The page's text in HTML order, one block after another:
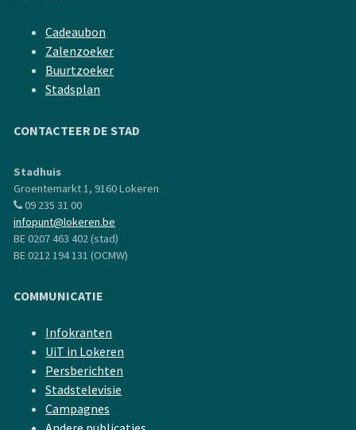
Cadeaubon
Zalenzoeker
Buurtzoeker
Stadsplan
CONTACTEER DE STAD
Stadhuis
Groentemarkt 1, 9160 Lokeren
09 235 31 00
infopunt@lokeren.be
BE 0207 463 402 (stad)
BE 0212 194 131 (OCMW)
COMMUNICATIE
Infokranten
UiT in Lokeren
Persberichten
Stadstelevisie
Campagnes